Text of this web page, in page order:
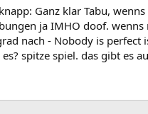
Ganz klar Tabu,
ja IMHO doof.
nach - Nobody is perfect
spitze spiel. das gibt es